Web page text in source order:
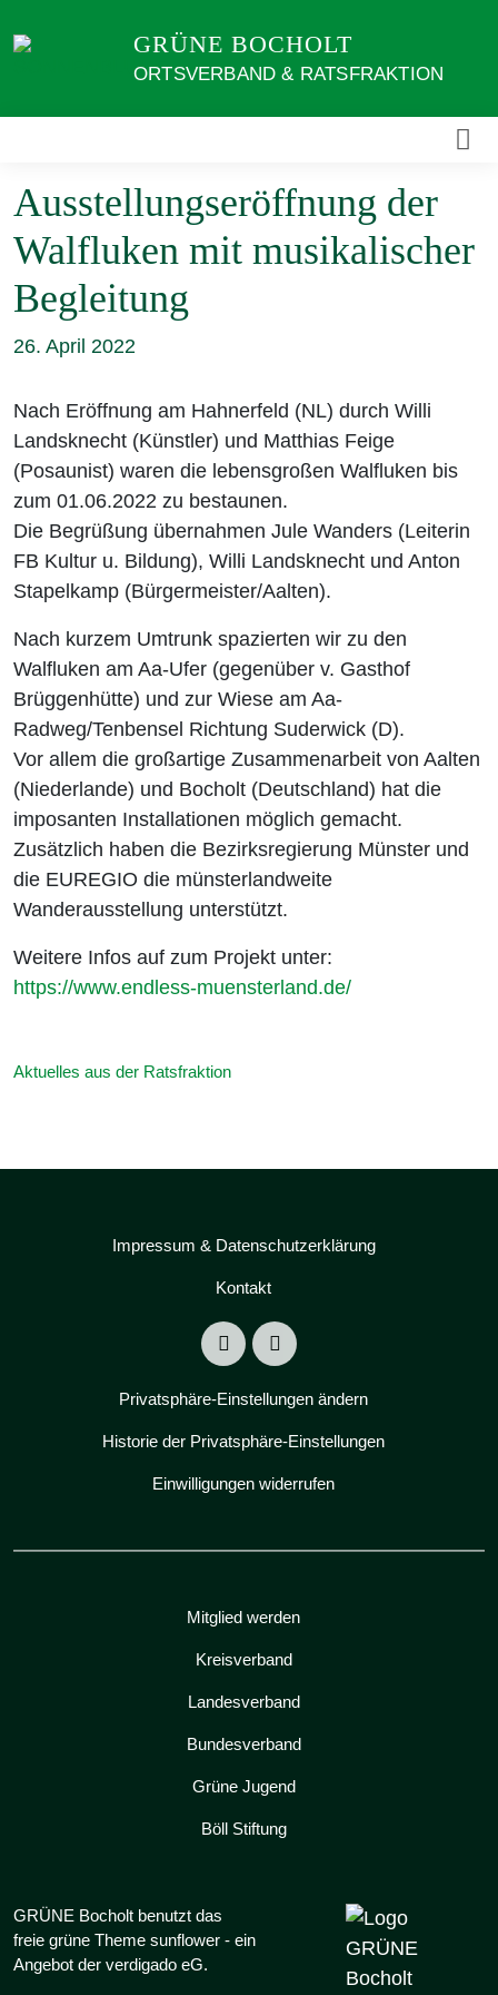
zum
GRÜNE BOCHOLT
ORTSVERBAND & RATSFRAKTION
Ausstellungseröffnung der
Walfluken mit musikalischer
Begleitung
26. April 2022
Nach Eröffnung am Hahnerfeld (NL) durch Willi
Landsknecht (Künstler) und Matthias Feige
(Posaunist) waren die lebensgroßen Walfluken bis
zum 01.06.2022 zu bestaunen.
Die Begrüßung übernahmen Jule Wanders (Leiterin
FB Kultur u. Bildung), Willi Landsknecht und Anton
Stapelkamp (Bürgermeister/Aalten).
Nach kurzem Umtrunk spazierten wir zu den
Walfluken am Aa-Ufer (gegenüber v. Gasthof
Brüggenhütte) und zur Wiese am Aa-
Radweg/Tenbensel Richtung Suderwick (D).
Vor allem die großartige Zusammenarbeit von Aalten
(Niederlande) und Bocholt (Deutschland) hat die
imposanten Installationen möglich gemacht.
Zusätzlich haben die Bezirksregierung Münster und
die EUREGIO die münsterlandweite
Wanderausstellung unterstützt.
Weitere Infos auf zum Projekt unter:
https://www.endless-muensterland.de/
Aktuelles aus der Ratsfraktion
Impressum & Datenschutzerklärung
Kontakt
Privatsphäre-Einstellungen ändern
Historie der Privatsphäre-Einstellungen
Einwilligungen widerrufen
Mitglied werden
Kreisverband
Landesverband
Bundesverband
Grüne Jugend
Böll Stiftung
GRÜNE Bocholt benutzt das
freie grüne Theme sunflower ‐ ein
Angebot der verdigado eG.